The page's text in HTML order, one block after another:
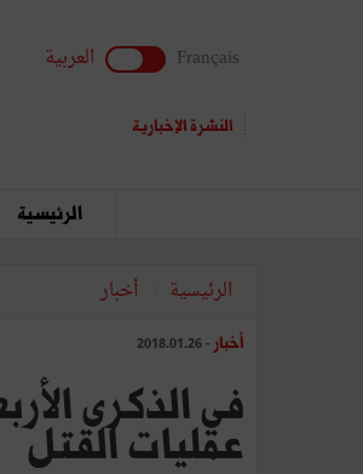
Français العربية
النشرة الإخبارية
الرئيسية
الرئيسية أخبار
أخبار - 2018.01.26
عمليات القتل